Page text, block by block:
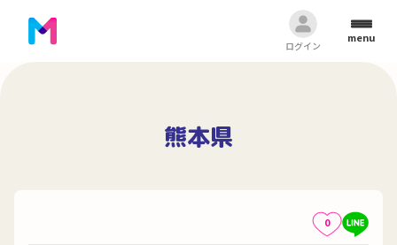
ログイン
menu
熊本県
0